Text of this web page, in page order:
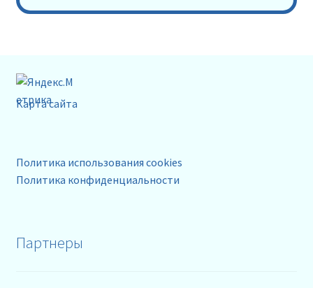
Карта сайта
Политика использования cookies
Политика конфиденциальности
Партнеры